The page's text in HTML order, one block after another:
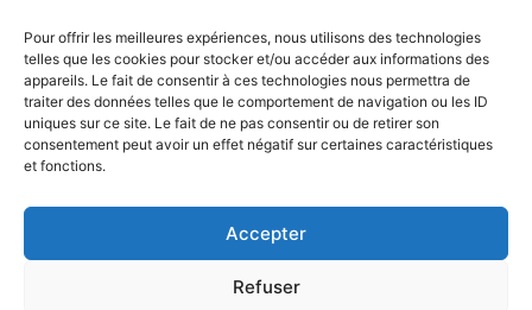
Pour offrir les meilleures expériences, nous utilisons des technologies
telles que les cookies pour stocker et/ou accéder aux informations des
appareils. Le fait de consentir à ces technologies nous permettra de
traiter des données telles que le comportement de navigation ou les ID
uniques sur ce site. Le fait de ne pas consentir ou de retirer son
consentement peut avoir un effet négatif sur certaines caractéristiques
et fonctions.
Accepter
Refuser
Événements
Thematiques
Publications
Espace membre
Contact